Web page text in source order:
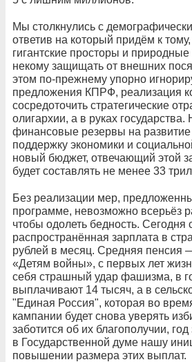
Мы столкнулись с
ответив на который придём к
гигантские просторы и природные
некому защищать от внешних
этом по-прежнему упорно
предложения КПРФ, реализация
сосредоточить стратегические
олигархии, а в руках государства.
финансовые резервы на
поддержку экономики и
новый бюджет, отвечающий этой
будет составлять не менее 33
Без реализации мер,
программе, невозможно всерьёз
чтобы одолеть бедность. Сегодня
распространённая зарплата в
рублей в месяц. Средняя пенсия
«Детям войны», с первых лет
себя страшный удар фашизма, в
выплачивают 14 тысяч, а в
"Единая Россия", которая во
кампании будет снова уверять
заботится об их благополучии,
в Государственной думе нашу
повышении размера этих выплат.